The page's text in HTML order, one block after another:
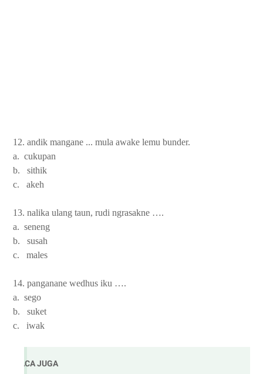
12. andik mangane ... mula awake lemu bunder.
a. cukupan
b. sithik
c. akeh
13. nalika ulang taun, rudi ngrasakne ….
a. seneng
b. susah
c. males
14. panganane wedhus iku ….
a. sego
b. suket
c. iwak
BACA JUGA